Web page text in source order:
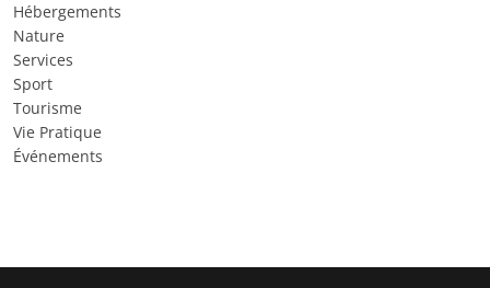
Hébergements
Nature
Services
Sport
Tourisme
Vie Pratique
Événements